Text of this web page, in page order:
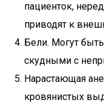
пациенток,
приводят к
Бели. Могут
скудными с
Нарастающая
кровянистых